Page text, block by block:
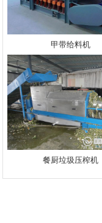
甲带给料机
餐厨垃圾压榨机